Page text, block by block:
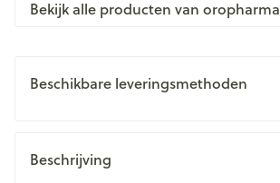
Bekijk alle producten van oropharma
Beschikbare leveringsmethoden
Beschrijving